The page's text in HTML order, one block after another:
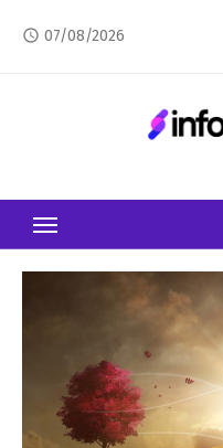
access_time 07/08/2026